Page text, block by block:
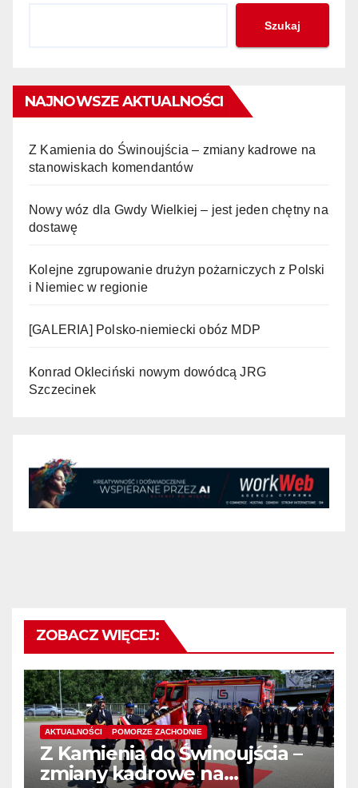
Szukaj
NAJNOWSZE AKTUALNOŚCI
Z Kamienia do Świnoujścia – zmiany kadrowe na
stanowiskach komendantów
Nowy wóz dla Gwdy Wielkiej – jest jeden chętny na
dostawę
Kolejne zgrupowanie drużyn pożarniczych z Polski
i Niemiec w regionie
[GALERIA] Polsko-niemiecki obóz MDP
Konrad Okleciński nowym dowódcą JRG
Szczecinek
ZOBACZ WIĘCEJ:
AKTUALNOŚCI POMORZE ZACHODNIE
Z Kamienia do Świnoujścia –
zmiany kadrowe na